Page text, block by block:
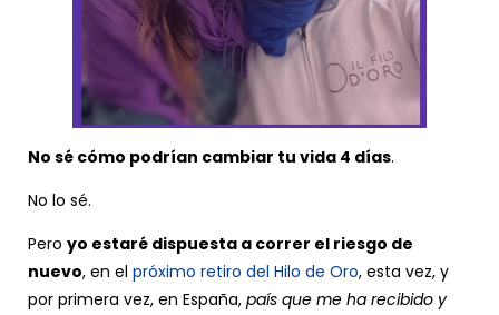
No sé cómo podrían cambiar tu vida 4 días.
No lo sé.
Pero yo estaré dispuesta a correr el riesgo de
nuevo, en el próximo retiro del Hilo de Oro, esta vez, y
por primera vez, en España, país que me ha recibido y